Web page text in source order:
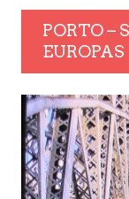
PORTO –
EUROPAS